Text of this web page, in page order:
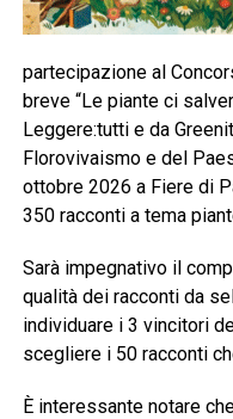
partecipazione al
breve “Le piante ci
Leggere:tutti e da
Florovivaismo e del
ottobre 2026 a Fiere di
350 racconti a tema
Sarà impegnativo il
qualità dei racconti da
individuare i 3 vincitori
scegliere i 50 racconti
È interessante notare